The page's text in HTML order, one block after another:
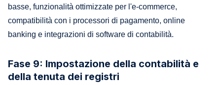
basse, funzionalità ottimizzate per l'e-commerce,
compatibilità con i processori di pagamento, online
banking e integrazioni di software di contabilità.
Fase 9: Impostazione della contabilità e
della tenuta dei registri